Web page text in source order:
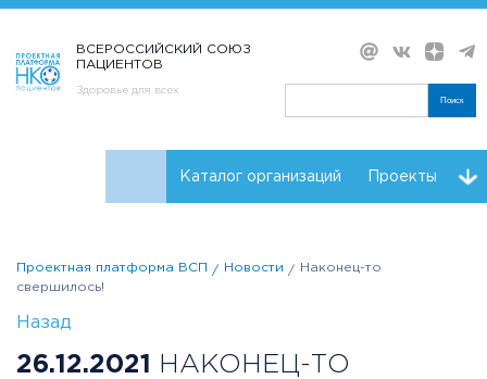
ВСЕРОССИЙСКИЙ СОЮЗ
ПАЦИЕНТОВ
Здоровье для всех
Поиск
Каталог организаций Проекты
Проектная платформа ВСП Новости
Наконец-то
свершилось!
Назад
26.12.2021
НАКОНЕЦ-ТО